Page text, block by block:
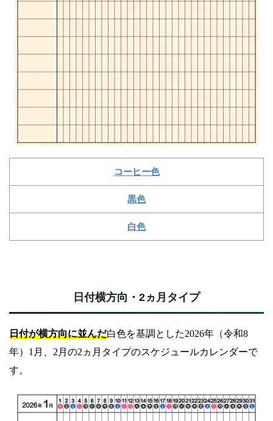
コーヒー色
黒色
白色
日付横方向・2ヵ月タイプ
日付が横方向に並んだ白色を基調とした2026年（令和8
年）1月、2月の2ヵ月タイプのスケジュールカレンダーで
す。